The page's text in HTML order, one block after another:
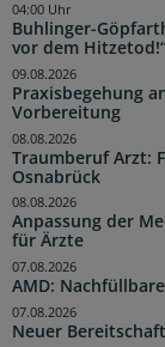
Buhlinger-
vor dem
04:00 Uhr
Praxisbegehung
Vorbereitung
09.08.2026
Traumberuf Arzt:
Osnabrück
08.08.2026
Anpassung der
für Ärzte
08.08.2026
AMD:
07.08.2026
Neuer
07.08.2026